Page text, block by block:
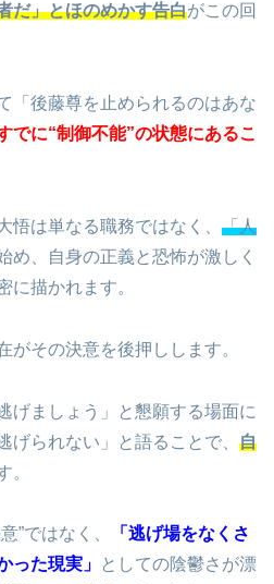
だ」とほのめかす告白がこの回
「後藤尊を止められるのはあな
でに“制御不能”の状態にあるこ
悟は単なる職務ではなく、 「人
め、自身の正義と恐怖が激しく
に描かれます。
がその決意を後押しします。
げましょう」と懇願する場面に
げられない」と語ることで、 自
。
”ではなく、
「逃げ場をなくさ
った現実」
としての陰鬱さが漂